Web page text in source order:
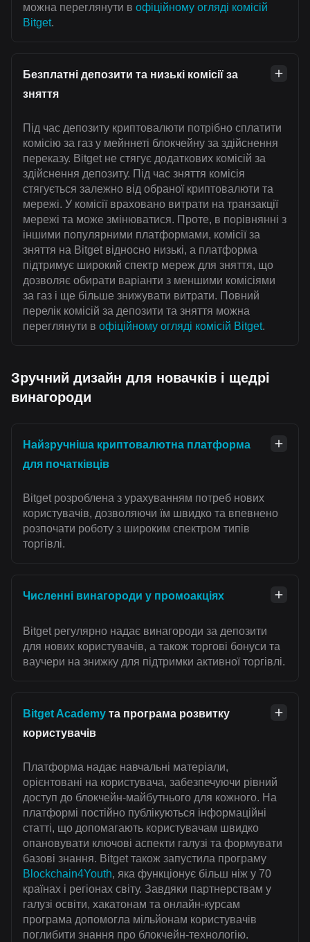
можна переглянути в офіційному огляді комісій
Bitget.
Безплатні депозити та низькі комісії за
зняття
Під час депозиту криптовалюти потрібно сплатити
комісію за газ у мейннеті блокчейну за здійснення
переказу. Bitget не стягує додаткових комісій за
здійснення депозиту. Під час зняття комісія
стягується залежно від обраної криптовалюти та
мережі. У комісії враховано витрати на транзакції
мережі та може змінюватися. Проте, в порівнянні з
іншими популярними платформами, комісії за
зняття на Bitget відносно низькі, а платформа
підтримує широкий спектр мереж для зняття, що
дозволяє обирати варіанти з меншими комісіями
за газ і ще більше знижувати витрати. Повний
перелік комісій за депозити та зняття можна
переглянути в офіційному огляді комісій Bitget.
Зручний дизайн для новачків і щедрі
винагороди
Найзручніша криптовалютна платформа
для початківців
Bitget розроблена з урахуванням потреб нових
користувачів, дозволяючи їм швидко та впевнено
розпочати роботу з широким спектром типів
торгівлі.
Численні винагороди у промоакціях
Bitget регулярно надає винагороди за депозити
для нових користувачів, а також торгові бонуси та
ваучери на знижку для підтримки активної торгівлі.
Bitget Academy та програма розвитку
користувачів
Платформа надає навчальні матеріали,
орієнтовані на користувача, забезпечуючи рівний
доступ до блокчейн-майбутнього для кожного. На
платформі постійно публікуються інформаційні
статті, що допомагають користувачам швидко
опановувати ключові аспекти галузі та формувати
базові знання. Bitget також запустила програму
Blockchain4Youth, яка функціонує більш ніж у 70
країнах і регіонах світу. Завдяки партнерствам у
галузі освіти, хакатонам та онлайн-курсам
програма допомогла мільйонам користувачів
поглибити знання про блокчейн-технологію.